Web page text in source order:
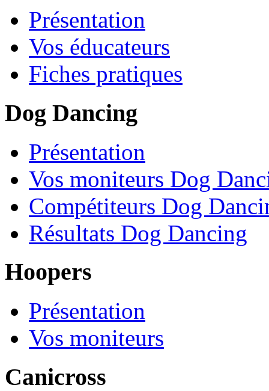
Présentation
Vos éducateurs
Fiches pratiques
Dog Dancing
Présentation
Vos moniteurs Dog
Compétiteurs Dog
Résultats Dog Dancing
Hoopers
Présentation
Vos moniteurs
Canicross